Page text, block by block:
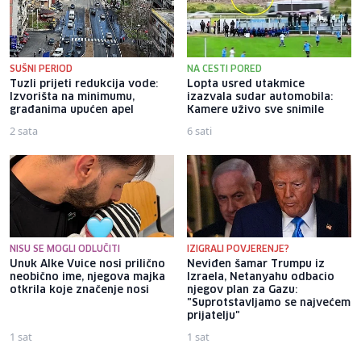
SUŠNI PERIOD
Tuzli prijeti redukcija vode:
Izvorišta na minimumu,
građanima upućen apel
2 sata
NA CESTI PORED
Lopta usred utakmice
izazvala sudar automobila:
Kamere uživo sve snimile
6 sati
NISU SE MOGLI ODLUČITI
Unuk Alke Vuice nosi prilično
neobično ime, njegova majka
otkrila koje značenje nosi
1 sat
IZIGRALI POVJERENJE?
Neviđen šamar Trumpu iz
Izraela, Netanyahu odbacio
njegov plan za Gazu:
"Suprotstavljamo se najvećem
prijatelju"
1 sat